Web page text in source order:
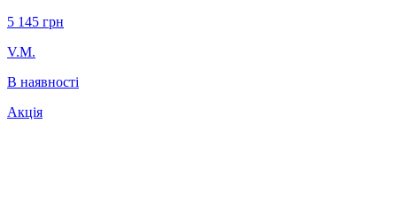
5 145 грн
V.M.
В наявності
Акція